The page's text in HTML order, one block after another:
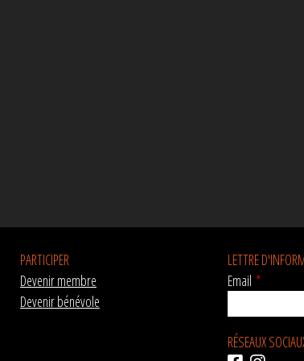
PARTICIPER
Devenir membre
Devenir bénévole
LETTRE
Email *
RÉSEAUX